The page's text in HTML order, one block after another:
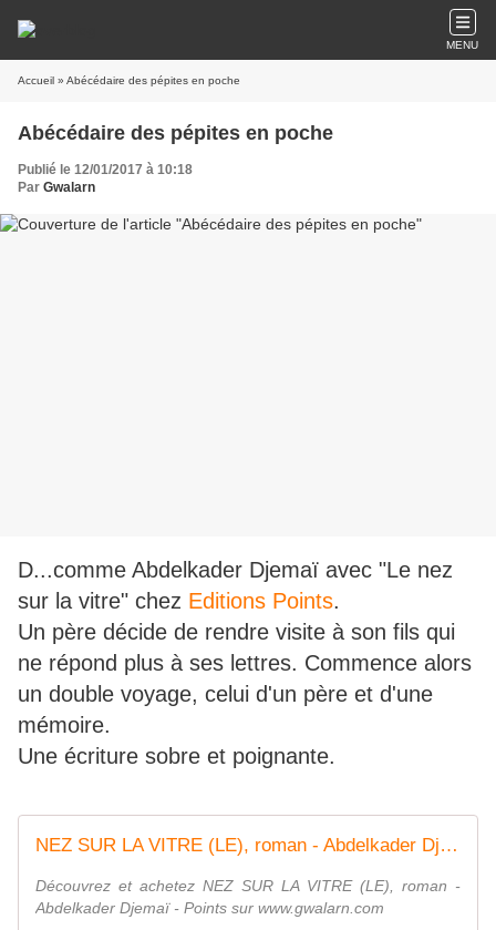
MENU
Accueil » Abécédaire des pépites en poche
Abécédaire des pépites en poche
Publié le 12/01/2017 à 10:18
Par Gwalarn
D...comme Abdelkader Djemaï avec "Le nez
sur la vitre" chez Editions Points.
Un père décide de rendre visite à son fils qui
ne répond plus à ses lettres. Commence alors
un double voyage, celui d'un père et d'une
mémoire.
Une écriture sobre et poignante.
NEZ SUR LA VITRE (LE), roman - Abdelkader Djemaï - Points
Découvrez et achetez NEZ SUR LA VITRE (LE), roman -
Abdelkader Djemaï - Points sur www.gwalarn.com